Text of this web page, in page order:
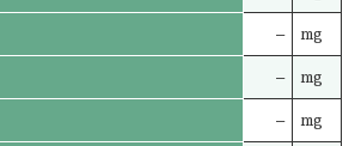
– mg
– mg
– mg